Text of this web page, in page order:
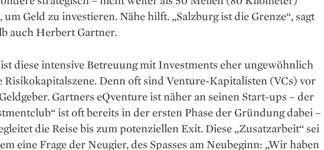
um Geld zu investieren. Nähe hilft. „Salzburg ist die Grenze“, sagt
auch Herbert Gartner.
diese intensive Betreuung mit Investments eher ungewöhnlich
Risikokapitalszene. Denn oft sind Venture-Kapitalisten (VCs) vor
Gartners eQventure ist näher an seinen Start-ups – der
ist oft bereits in der ersten Phase der Gründung dabei –
die Reise bis zum potenziellen Exit. Diese „Zusatzarbeit“ sei
eine Frage der Neugier, des Spasses am Neubeginn: „Wir haben